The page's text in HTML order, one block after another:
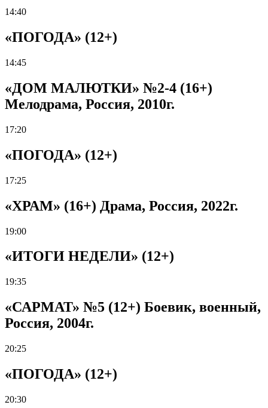
14:40
«ПОГОДА» (12+)
14:45
«ДОМ МАЛЮТКИ» №2-4 (16+)
Мелодрама, Россия, 2010г.
17:20
«ПОГОДА» (12+)
17:25
«ХРАМ» (16+) Драма, Россия, 2022г.
19:00
«ИТОГИ НЕДЕЛИ» (12+)
19:35
«САРМАТ» №5 (12+) Боевик, военный,
Россия, 2004г.
20:25
«ПОГОДА» (12+)
20:30